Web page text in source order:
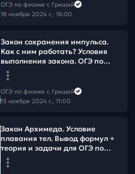
ОГЭ по физике с Гришей
18 ноября 2024 г., 16:00
Закон сохранения импульса.
Как с ним работать? Условия
выполнения закона. ОГЭ по
физике 2025
ОГЭ по физике с Гришей
13 ноября 2024 г., 11:00
Закон Архимеда. Условие
плавания тел. Вывод формул +
теория и задачи для ОГЭ по
физике 2025